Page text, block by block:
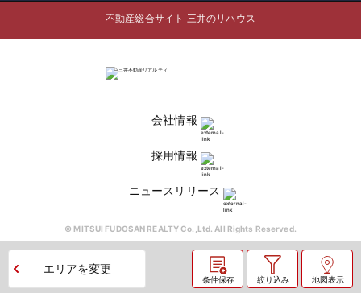
エリアを変更
条件保存 絞り込み 地図表示
不動産総合サイト 三井のリハウス
会社情報
採用情報
ニュースリリース
© MITSUI FUDOSAN REALTY Co.,Ltd. All Rights Reserved.